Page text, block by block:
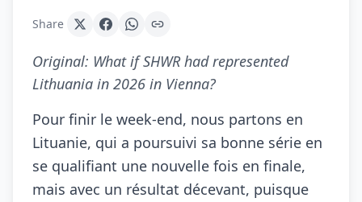
Share
Original: What if SHWR had represented
Lithuania in 2026 in Vienna?
Pour finir le week-end, nous partons en
Lituanie, qui a poursuivi sa bonne série en
se qualifiant une nouvelle fois en finale,
mais avec un résultat décevant, puisque